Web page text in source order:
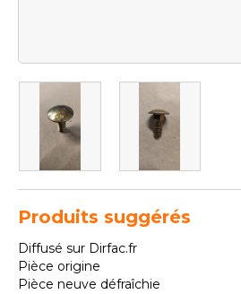
Produits suggérés
Diffusé sur Dirfac.fr
Pièce origine
Pièce neuve défraîchie